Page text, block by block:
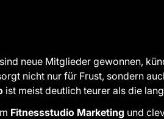
neue Mitglieder gewonnen,
nicht nur für Frust, sondern
ist meist deutlich teurer als die
Fitnessstudio Marketing und